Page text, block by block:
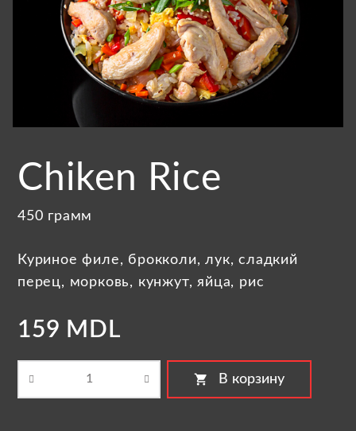
Chiken Rice
450 грамм
Куриное филе, брокколи, лук, сладкий
перец, морковь, кунжут, яйцa, рис
159 MDL
shopping_cart В корзину